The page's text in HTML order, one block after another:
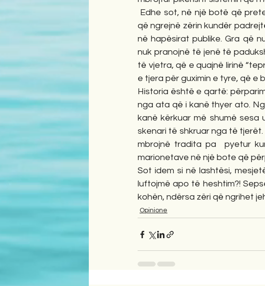
Edhe sot, në një botë që
që ngrejnë zërin kundër
në hapësirat publike. Gra që
nuk pranojnë të jenë të
të vjetra, që e quajnë lirinë
e tjera për guximin e tyre, që e
Historia është e qartë:
nga ata që i kanë thyer ato.
kanë kërkuar më shumë sesa
skenari të shkruar nga të
mbrojnë tradita pa  pyetur
marionetave në një bote që
Sot idem si në lashtësi,
luftojmë apo të heshtim?!
kohën, ndërsa zëri që ngrihet
Opinione